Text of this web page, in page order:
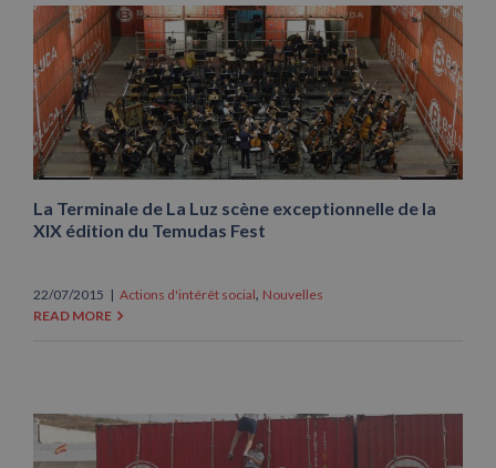
La Terminale de La Luz scène exceptionnelle de la
XIX édition du Temudas Fest
22/07/2015 | Actions d'intérêt social, Nouvelles
READ MORE